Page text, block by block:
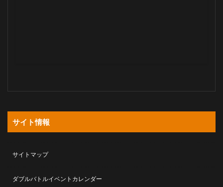
サイト情報
サイトマップ
ダブルバトルイベントカレンダー